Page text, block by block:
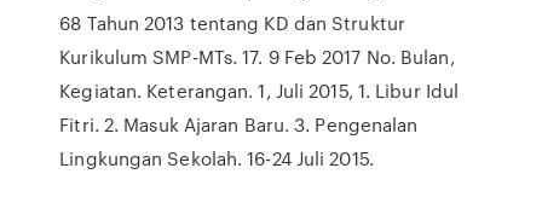
68 Tahun 2013 tentang KD dan Struktur
Kurikulum SMP-MTs. 17. 9 Feb 2017 No. Bulan,
Kegiatan. Keterangan. 1, Juli 2015, 1. Libur Idul
Fitri. 2. Masuk Ajaran Baru. 3. Pengenalan
Lingkungan Sekolah. 16-24 Juli 2015.